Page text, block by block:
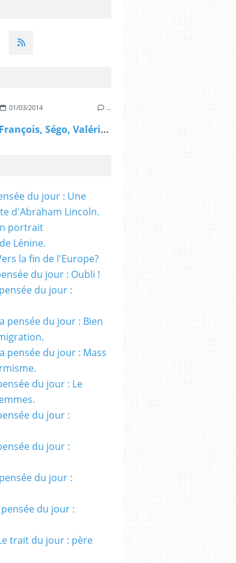
01/03/2014 …
François, Ségo, Valérie, Julie et les autres
du jour : Une
d'Abraham Lincoln.
portrait
Lénine.
la fin de l'Europe?
du jour : Oubli !
du jour :
pensée du jour : Bien
pensée du jour : Mass
du jour : Le
du jour :
du jour :
du jour :
du jour :
trait du jour : père